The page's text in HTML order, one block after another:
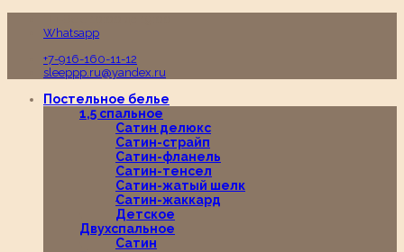
Whatsapp
+7-916-160-11-12
sleeppp.ru@yandex.ru
Постельное белье
1,5 спальное
Сатин делюкс
Сатин-страйп
Сатин-фланель
Сатин-тенсел
Сатин-жатый шелк
Сатин-жаккард
Детское
Двухспальное
Сатин